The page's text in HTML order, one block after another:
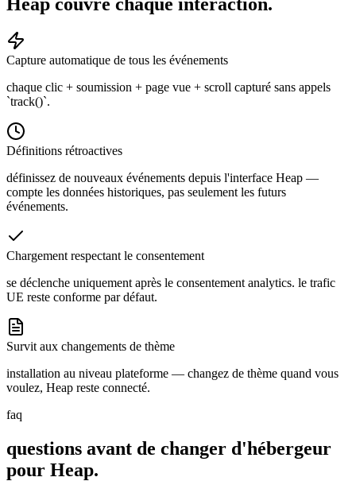
Capture automatique de tous les événements
chaque clic + soumission + page vue + scroll capturé sans appels
`track()`.
Définitions rétroactives
définissez de nouveaux événements depuis l'interface Heap —
compte les données historiques, pas seulement les futurs
événements.
Chargement respectant le consentement
se déclenche uniquement après le consentement analytics. le trafic
UE reste conforme par défaut.
Survit aux changements de thème
installation au niveau plateforme — changez de thème quand vous
voulez, Heap reste connecté.
faq
questions avant de changer d'hébergeur
pour Heap.